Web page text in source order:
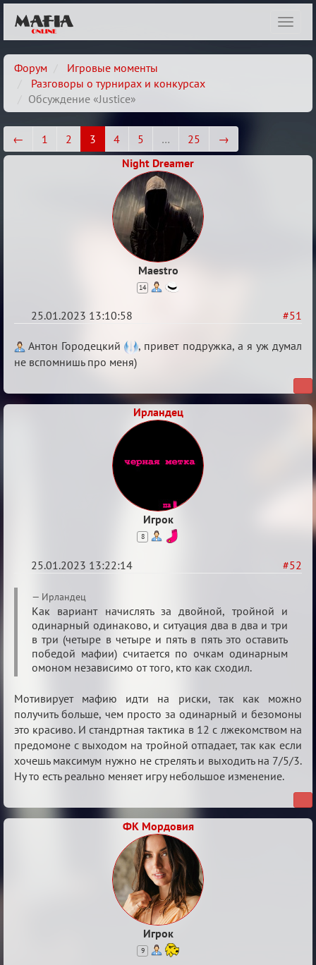
Форум
Игровые моменты
Разговоры о турнирах и конкурсах
Обсуждение «Justice»
← 1 2 3 4 5 … 25
→
Night Dreamer
Maestro
14
#51
25.01.2023 13:10:58
Re:
Обсуждение
Антон Городецкий
, привет подружка, а я уж думал
не вспомнишь про меня)
Ирландец
Игрок
8
#52
25.01.2023 13:22:14
Re:
Обсуждение
«Justice»
Ирландец
Как вариант начислять за двойной, тройной и
одинарный одинаково, и ситуация два в два и три
в три (четыре в четыре и пять в пять это оставить
победой мафии) считается по очкам одинарным
омоном независимо от того, кто как сходил.
Мотивирует мафию идти на риски, так как можно
получить больше, чем просто за одинарный и безомоны
это красиво. И стандртная тактика в 12 с лжекомством на
предомоне с выходом на тройной отпадает, так как если
хочешь максимум нужно не стрелять и выходить на 7/5/3.
Ну то есть реально меняет игру небольшое изменение.
ФК Мордовия
Игрок
9